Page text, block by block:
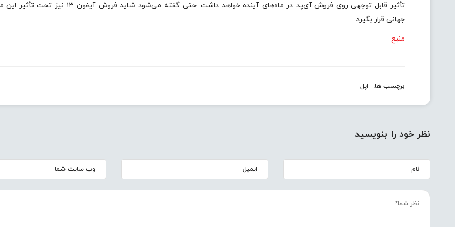
تأثیر قابل توجهی روی فروش آی‌پد در ماه‌های آینده خواهد داشت. حتی گفته می‌شود شاید فروش آیفون
جهانی قرار بگیرد.
منبع
برچسب ها: اپل
نظر خود را بنویسید